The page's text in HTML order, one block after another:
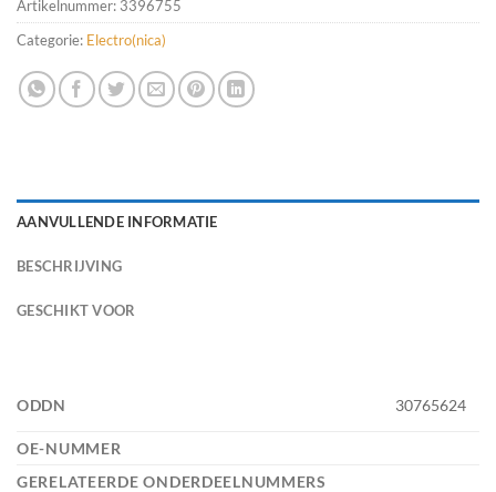
Artikelnummer: 3396755
Categorie: Electro(nica)
AANVULLENDE INFORMATIE
BESCHRIJVING
GESCHIKT VOOR
ODDN 30765624
OE-NUMMER
GERELATEERDE ONDERDEELNUMMERS